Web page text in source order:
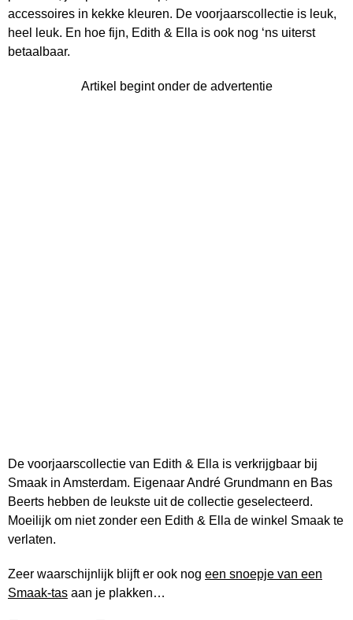
accessoires in kekke kleuren. De voorjaarscollectie is leuk,
heel leuk. En hoe fijn, Edith & Ella is ook nog ‘ns uiterst
betaalbaar.
Artikel begint onder de advertentie
De voorjaarscollectie van Edith & Ella is verkrijgbaar bij
Smaak in Amsterdam. Eigenaar André Grundmann en Bas
Beerts hebben de leukste uit de collectie geselecteerd.
Moeilijk om niet zonder een Edith & Ella de winkel Smaak te
verlaten.
Zeer waarschijnlijk blijft er ook nog een snoepje van een
Smaak-tas aan je plakken…